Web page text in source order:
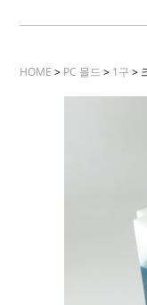
HOME > PC 몰드 > 1구 >